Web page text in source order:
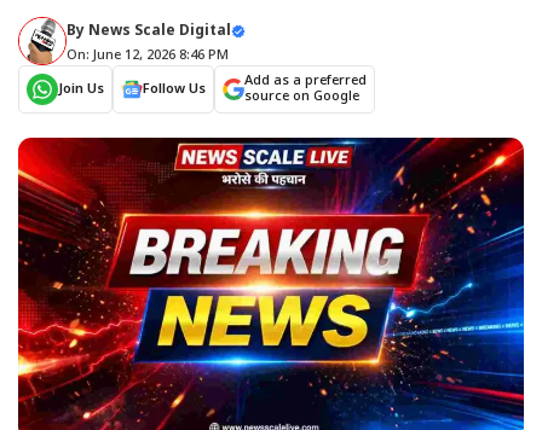
By News Scale Digital
On: June 12, 2026 8:46 PM
Join Us
Follow Us
Add as a preferred
source on Google